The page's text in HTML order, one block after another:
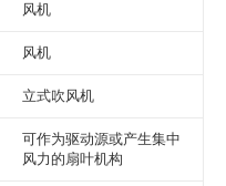
风机
风机
立式吹风机
可作为驱动源或产生集中
风力的扇叶机构